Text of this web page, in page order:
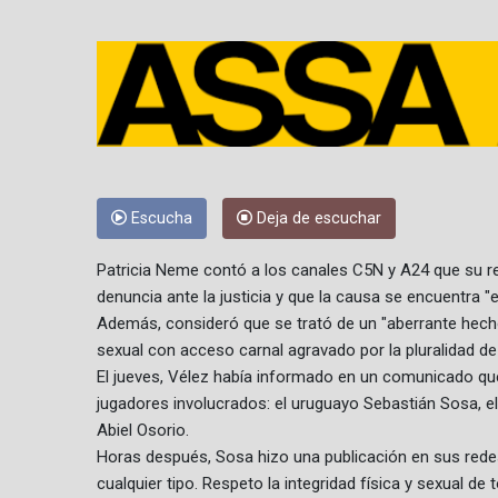
Escucha Deja de escuchar
Patricia Neme contó a los canales C5N y A24 que su
denuncia ante la justicia y que la causa se encuentra
Además, consideró que se trató de un "aberrante
sexual con acceso carnal agravado por la pluralidad
El jueves, Vélez había informado en un comunicado
jugadores involucrados: el uruguayo Sebastián Sosa,
Abiel Osorio.
Horas después, Sosa hizo una publicación en sus
cualquier tipo. Respeto la integridad física y sexual